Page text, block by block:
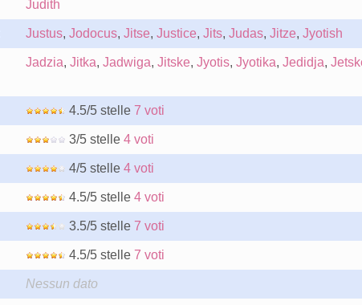
Judith
Justus, Jodocus, Jitse, Justice, Jits, Judas, Jitze, Jyotish
Jadzia, Jitka, Jadwiga, Jitske, Jyotis, Jyotika, Jedidja,
4.5/5 stelle 7 voti
3/5 stelle 4 voti
4/5 stelle 4 voti
4.5/5 stelle 4 voti
3.5/5 stelle 7 voti
4.5/5 stelle 7 voti
Nessun dato